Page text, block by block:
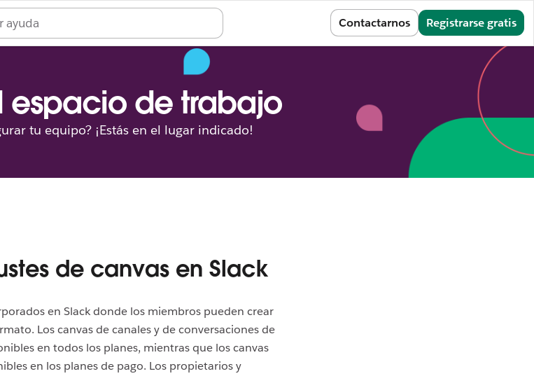
Contactarnos Registrarse gratis
espacio de trabajo
tu equipo? ¡Estás en el lugar indicado!
de canvas en Slack
en Slack donde los miembros pueden crear
Los canvas de canales y de conversaciones de
en todos los planes, mientras que los canvas
en los planes de pago. Los propietarios y